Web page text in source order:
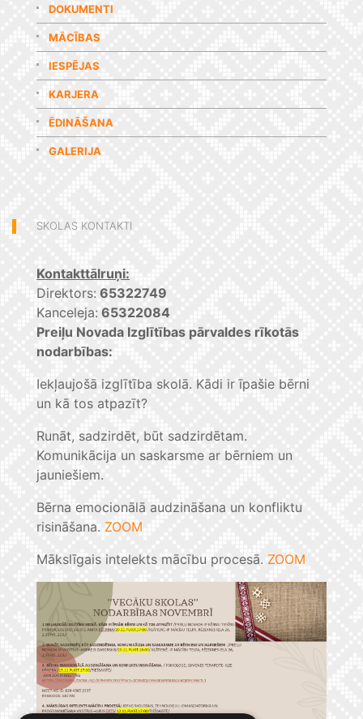
DOKUMENTI
MĀCĪBAS
IESPĒJAS
KARJERA
ĒDINĀŠANA
GALERIJA
SKOLAS KONTAKTI
Kontakttālruņi:
Direktors: 65322749
Kanceleja: 65322084
Preiļu Novada Izglītības pārvaldes rīkotās
nodarbības:
Iekļaujošā izglītība skolā. Kādi ir īpašie bērni
un kā tos atpazīt?
Runāt, sadzirdēt, būt sadzirdētam.
Komunikācija un saskarsme ar bērniem un
jauniešiem.
Bērna emocionālā audzināšana un konfliktu
risināšana. ZOOM
Mākslīgais intelekts mācību procesā. ZOOM